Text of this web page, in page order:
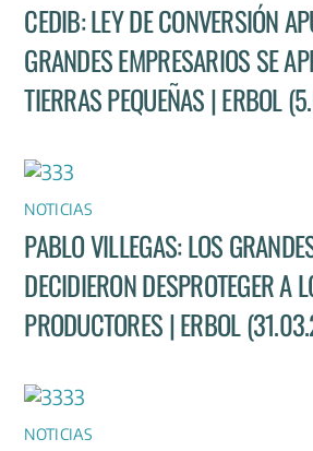
CEDIB: LEY DE CONVERSIÓN
GRANDES EMPRESARIOS SE
TIERRAS PEQUEÑAS | ERBOL
NOTICIAS
PABLO VILLEGAS: LOS
DECIDIERON DESPROTEGER A
PRODUCTORES | ERBOL
NOTICIAS